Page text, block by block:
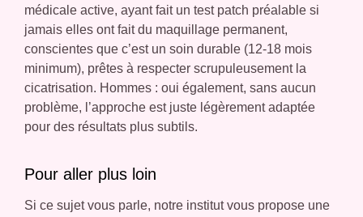
médicale active, ayant fait un test patch préalable si
jamais elles ont fait du maquillage permanent,
conscientes que c’est un soin durable (12-18 mois
minimum), prêtes à respecter scrupuleusement la
cicatrisation. Hommes : oui également, sans aucun
problème, l’approche est juste légèrement adaptée
pour des résultats plus subtils.
Pour aller plus loin
Si ce sujet vous parle, notre institut vous propose une